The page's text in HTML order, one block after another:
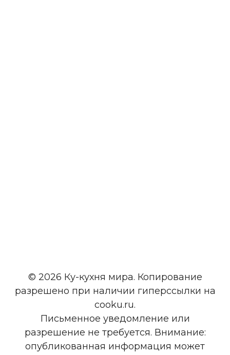
© 2026 Ку-кухня мира. Копирование
разрешено при наличии гиперссылки на
cooku.ru.
Письменное уведомление или
разрешение не требуется. Внимание:
опубликованная информация может